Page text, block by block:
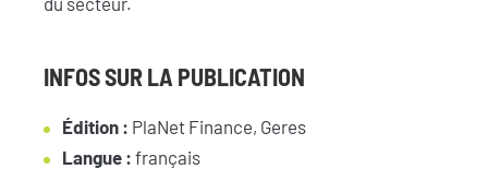
INFOS SUR LA PUBLICATION
Édition : PlaNet Finance, Geres
Langue :français